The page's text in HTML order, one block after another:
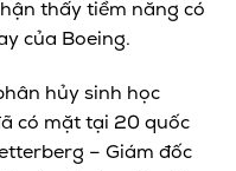
thấy tiềm năng có
của Boeing.
hủy sinh học
có mặt tại 20 quốc
– Giám đốc